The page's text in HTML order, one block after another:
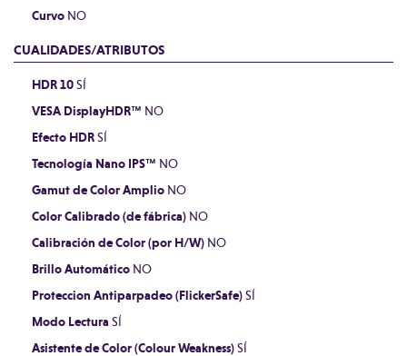
CurvoNO
CUALIDADES/ATRIBUTOS
HDR 10SÍ
VESA DisplayHDR™ NO
Efecto HDRSÍ
Tecnología Nano IPS™ NO
Gamut de Color AmplioNO
Color Calibrado (de fábrica)NO
Calibración de Color (por H/W)NO
Brillo AutomáticoNO
Proteccion Antiparpadeo (FlickerSafe)SÍ
Modo Lectura SÍ
Asistente de Color (Colour Weakness)SÍ